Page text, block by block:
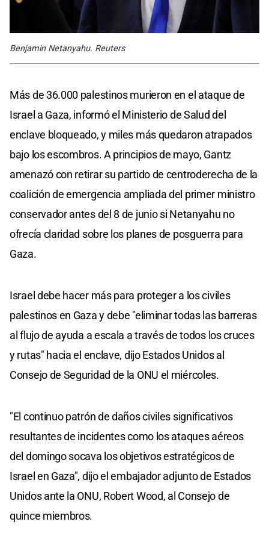
Benjamin Netanyahu. Reuters
Más de 36.000 palestinos murieron en el ataque de
Israel a Gaza, informó el Ministerio de Salud del
enclave bloqueado, y miles más quedaron atrapados
bajo los escombros. A principios de mayo, Gantz
amenazó con retirar su partido de centroderecha de la
coalición de emergencia ampliada del primer ministro
conservador antes del 8 de junio si Netanyahu no
ofrecía claridad sobre los planes de posguerra para
Gaza.
Israel debe hacer más para proteger a los civiles
palestinos en Gaza y debe "eliminar todas las barreras
al flujo de ayuda a escala a través de todos los cruces
y rutas" hacia el enclave, dijo Estados Unidos al
Consejo de Seguridad de la ONU el miércoles.
"El continuo patrón de daños civiles significativos
resultantes de incidentes como los ataques aéreos
del domingo socava los objetivos estratégicos de
Israel en Gaza", dijo el embajador adjunto de Estados
Unidos ante la ONU, Robert Wood, al Consejo de
quince miembros.